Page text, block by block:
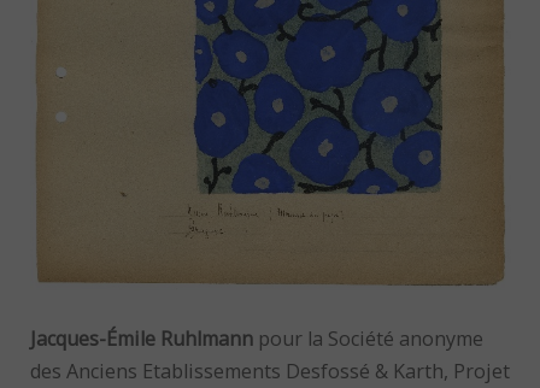
Jacques-Émile Ruhlmann pour la Société anonyme
des Anciens Etablissements Desfossé & Karth, Projet